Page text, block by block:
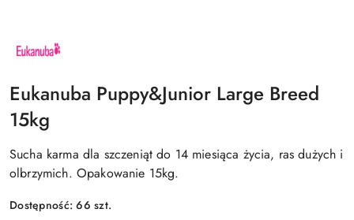
NAZWA
PRODUCENTA:
Eukanuba Puppy&Junior Large Breed
15kg
Sucha karma dla szczeniąt do 14 miesiąca życia, ras dużych i
olbrzymich. Opakowanie 15kg.
Dostępność:66szt.